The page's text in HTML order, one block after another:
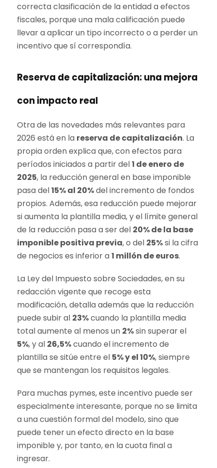
correcta clasificación de la entidad a efectos
fiscales, porque una mala calificación puede
llevar a aplicar un tipo incorrecto o a perder un
incentivo que sí correspondía.
Reserva de capitalización: una mejora
con impacto real
Otra de las novedades más relevantes para
2026 está en la reserva de capitalización. La
propia orden explica que, con efectos para
períodos iniciados a partir del1 de enero de
2025, la reducción general en base imponible
pasa del15% al 20%del incremento de fondos
propios. Además, esa reducción puede mejorar
si aumenta la plantilla media, y el límite general
de la reducción pasa a ser del 20% de la base
imponible positiva previa, o del 25%si la cifra
de negocios es inferior a1 millón de euros.
La Ley del Impuesto sobre Sociedades, en su
redacción vigente que recoge esta
modificación, detalla además que la reducción
puede subir al 23%cuando la plantilla media
total aumente al menos un 2%sin superar el
5%, y al 26,5%cuando el incremento de
plantilla se sitúe entre el 5% y el 10%, siempre
que se mantengan los requisitos legales.
Para muchas pymes, este incentivo puede ser
especialmente interesante, porque no se limita
a una cuestión formal del modelo, sino que
puede tener un efecto directo en la base
imponible y, por tanto, en la cuota final a
ingresar.